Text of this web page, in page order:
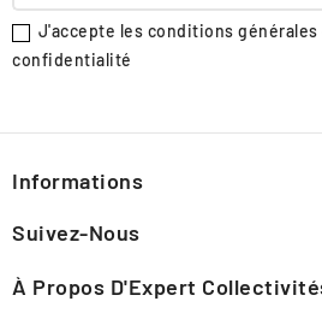
J'accepte les conditions
confidentialité
Informations
Suivez-Nous
À Propos D'Expert